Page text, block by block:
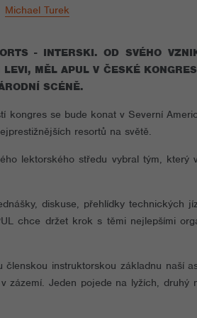
Michael Turek
- INTERSKI. OD SVÉHO
MĚL APUL V ČESKÉ
SCÉNĚ.
se bude konat v Severní
resortů na světě.
lektorského středu vybral tým,
diskuse, přehlídky technických
chce držet krok s těmi nejlepšími
instruktorskou základnu naší
Jeden pojede na lyžích, druhý